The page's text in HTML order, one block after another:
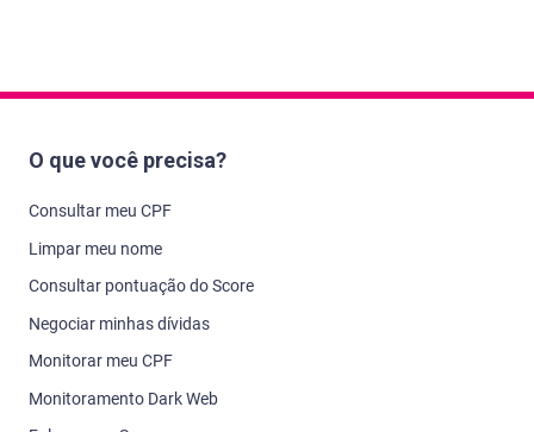
O que você precisa?
Consultar meu CPF
Limpar meu nome
Consultar pontuação do Score
Negociar minhas dívidas
Monitorar meu CPF
Monitoramento Dark Web